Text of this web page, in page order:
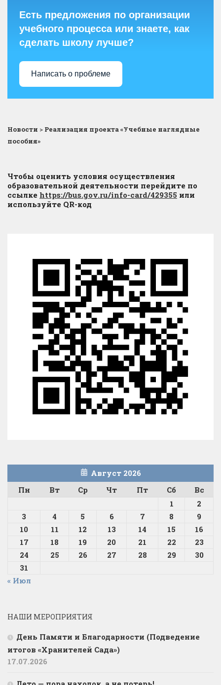
Есть предложения по организации
учебного процесса или знаете, как
сделать школу лучше?
Написать о проблеме
Новости > Реализация проекта «Учебные наглядные
пособия»
Чтобы оценить условия осуществления
образовательной деятельности перейдите по
ссылке https://bus.gov.ru/info-card/429355 или
используйте QR-код
Август 2026
Пн
Вт Ср Чт Пт Сб
Вс
1
2
3
4 5 6 7 8
9
10
11 12 13 14 15
16
17
18 19 20 21 22
23
24
25 26 27 28 29
30
31
« Июл
НАШИ МЕРОПРИЯТИЯ
День Памяти и Благодарности (Подведение
итогов «Хранителей Сада»)
17.07.2026